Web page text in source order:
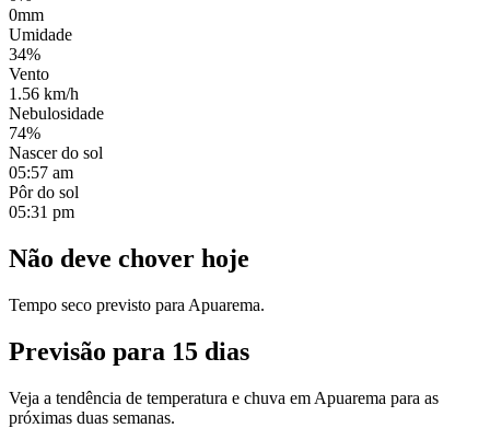
0mm
Umidade
34%
Vento
1.56 km/h
Nebulosidade
74%
Nascer do sol
05:57 am
Pôr do sol
05:31 pm
Não deve chover hoje
Tempo seco previsto para Apuarema.
Previsão para 15 dias
Veja a tendência de temperatura e chuva em Apuarema para as
próximas duas semanas.